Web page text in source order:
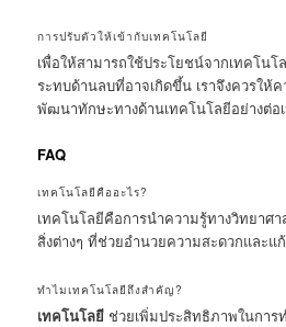
การปรับตัวให้เข้ากับเทคโนโลยี
เพื่อให้สามารถใช้ประโยชน์จากเทคโน
ระทบด้านลบที่อาจเกิดขึ้น เราจึงควรให้
พัฒนาทักษะทางด้านเทคโนโลยีอย่างต่อ
FAQ
เทคโนโลยีคืออะไร?
เทคโนโลยีคือการนำความรู้ทางวิทยาศ
สิ่งต่างๆ ที่ช่วยอำนวยความสะดวกและแ
ทำไมเทคโนโลยีถึงสำคัญ?
เทคโนโลยี ช่วยเพิ่มประสิทธิภาพในการ